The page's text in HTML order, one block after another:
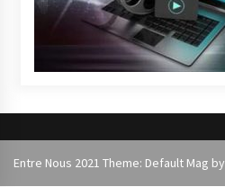
Entre Nous 2021 Theme: Default Mag by